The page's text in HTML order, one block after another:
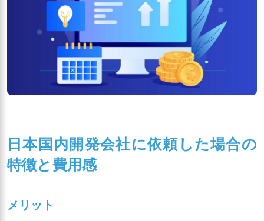
日本国内開発会社に依頼した場合の
特徴と費用感
メリット